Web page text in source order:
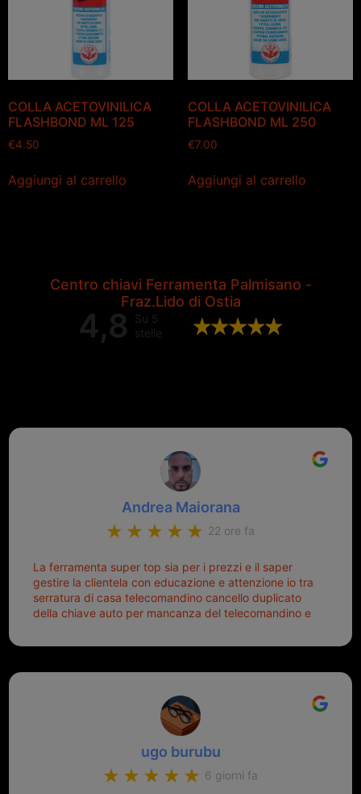
COLLA ACETOVINILICA
FLASHBOND ML 125
€4.50
Aggiungi al carrello
COLLA ACETOVINILICA
FLASHBOND ML 250
€7.00
Aggiungi al carrello
Centro chiavi Ferramenta Palmisano -
Fraz.Lido di Ostia
4,8
Su 5
stelle
Andrea Maiorana
22 ore fa
La ferramenta super top sia per i prezzi e il saper
gestire la clientela con educazione e attenzione io tra
serratura di casa telecomandino cancello duplicato
della chiave auto per mancanza del telecomandino e
meglio ferramenta de ostia e poi il prorietario il signor
ugo burubu
6 giorni fa